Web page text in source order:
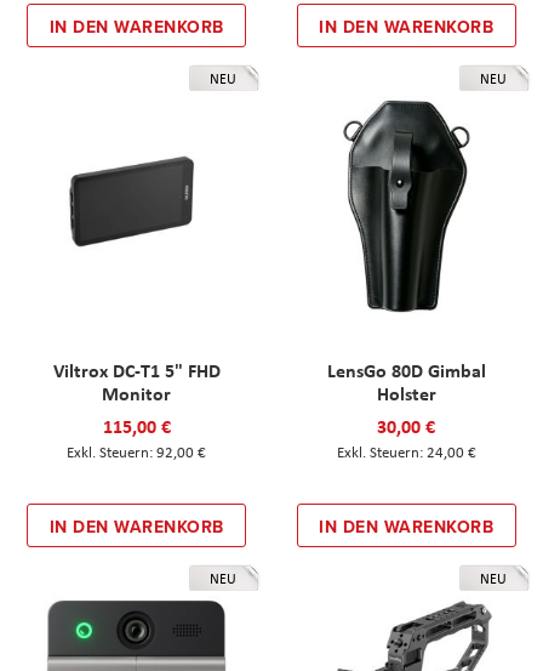
IN DEN WARENKORB IN DEN WARENKORB
NEU
Viltrox DC-T1 5" FHD
Monitor
115,00 €
92,00 €
IN DEN WARENKORB
NEU
LensGo 80D Gimbal
Holster
30,00 €
24,00 €
IN DEN WARENKORB
NEU NEU